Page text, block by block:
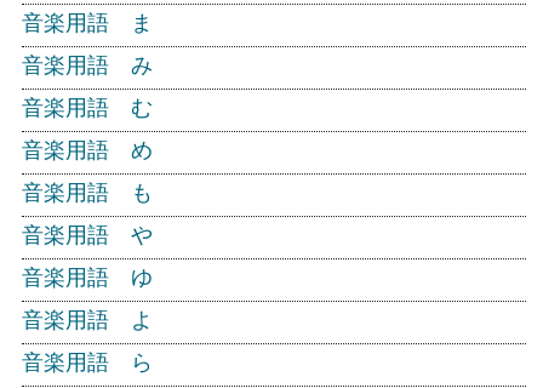
音楽用語 ま
音楽用語 み
音楽用語 む
音楽用語 め
音楽用語 も
音楽用語 や
音楽用語 ゆ
音楽用語 よ
音楽用語 ら